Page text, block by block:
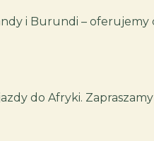
i Burundi – oferujemy
do Afryki.